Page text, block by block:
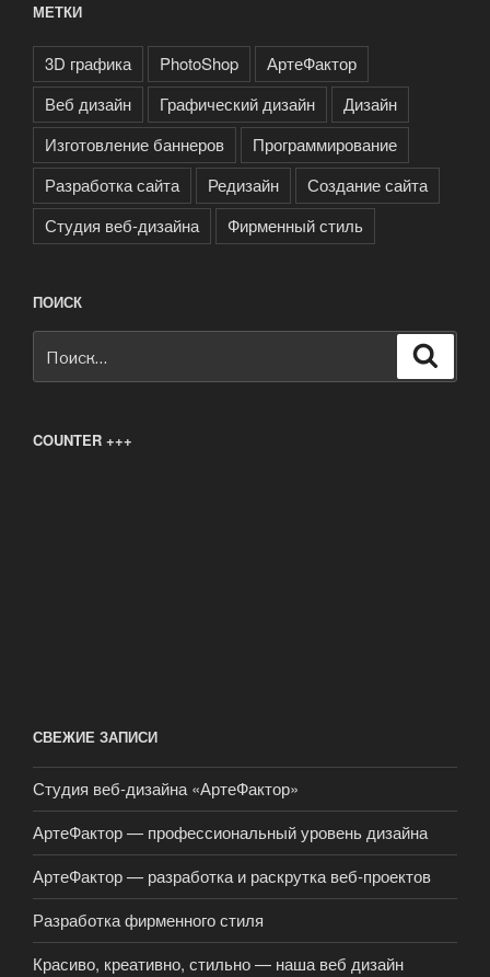
МЕТКИ
3D графика PhotoShop
АртеФактор
Веб дизайн
Графический дизайн
Дизайн
Изготовление баннеров
Программирование
Разработка сайта
Редизайн
Создание сайта
Студия веб-дизайна
Фирменный стиль
ПОИСК
COUNTER +++
СВЕЖИЕ ЗАПИСИ
Студия веб-дизайна «АртеФактор»
АртеФактор — профессиональный уровень дизайна
АртеФактор — разработка и раскрутка веб-проектов
Разработка фирменного стиля
Красиво, креативно, стильно — наша веб дизайн